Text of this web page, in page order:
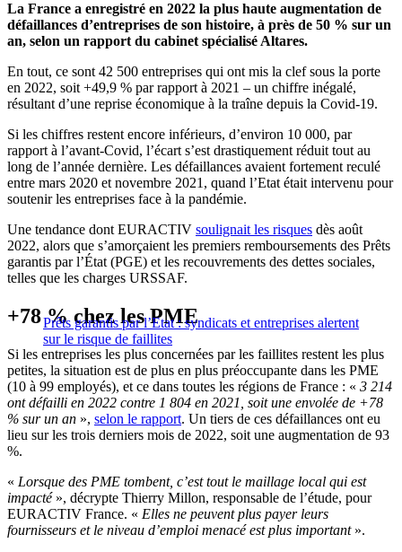
La France a enregistré en 2022 la plus haute augmentation de
défaillances d’entreprises de son histoire, à près de 50 % sur un
an, selon un rapport du cabinet spécialisé Altares.
En tout, ce sont 42 500 entreprises qui ont mis la clef sous la porte
en 2022, soit +49,9 % par rapport à 2021 – un chiffre inégalé,
résultant d’une reprise économique à la traîne depuis la Covid-19.
Si les chiffres restent encore inférieurs, d’environ 10 000, par
rapport à l’avant-Covid, l’écart s’est drastiquement réduit tout au
long de l’année dernière. Les défaillances avaient fortement reculé
entre mars 2020 et novembre 2021, quand l’Etat était intervenu pour
soutenir les entreprises face à la pandémie.
Une tendance dont EURACTIV soulignait les risques dès août
2022, alors que s’amorçaient les premiers remboursements des Prêts
garantis par l’État (PGE) et les recouvrements des dettes sociales,
telles que les charges URSSAF.
Prêts garantis par l’Etat : syndicats et entreprises alertent
sur le risque de faillites
+78 % chez les PME
Si les entreprises les plus concernées par les faillites restent les plus
petites, la situation est de plus en plus préoccupante dans les PME
(10 à 99 employés), et ce dans toutes les régions de France : « 3 214
ont défailli en 2022 contre 1 804 en 2021, soit une envolée de +78
% sur un an », selon le rapport. Un tiers de ces défaillances ont eu
lieu sur les trois derniers mois de 2022, soit une augmentation de 93
%.
« Lorsque des PME tombent, c’est tout le maillage local qui est
impacté», décrypte Thierry Millon, responsable de l’étude, pour
EURACTIV France. « Elles ne peuvent plus payer leurs
fournisseurs et le niveau d’emploi menacé est plus important».